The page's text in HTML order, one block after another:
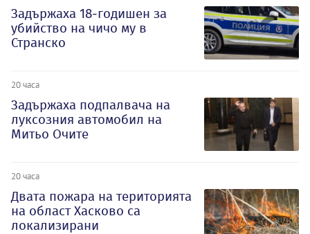
Задържаха 18-годишен за
убийство на чичо му в
Странско
20 часа
Задържаха подпалвача на
луксозния автомобил на
Митьо Очите
20 часа
Двата пожара на територията
на област Хасково са
локализирани